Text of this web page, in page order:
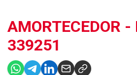
AMORTECEDOR
339251